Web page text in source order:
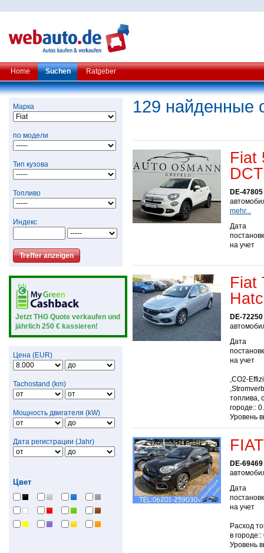
Home Suchen Ratgeber
Марка
по модели
Тип кузова
Топливо
Индекс
Jetzt THG Quote verkaufen und
jährlich 250 € kassieren!
Цена (EUR)
Tachostand (km)
Мощность двигателя (kW)
Дата регистрации (Jahr)
Цвет
129 найденные
Fiat
DE-
mehr...
Дата
на учет
Fiat
DE-
Дата
на учет
,CO2-
топлива,
городе::
Уровень
DE-
Дата
на учет
Расход
в
Уровень